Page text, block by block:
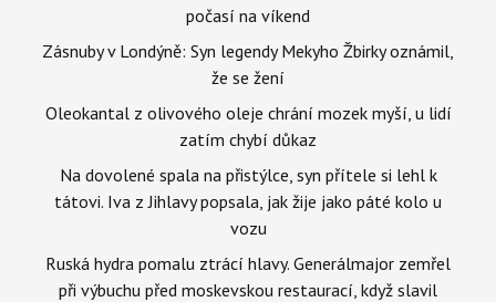
počasí na víkend
Zásnuby v Londýně: Syn legendy Mekyho Žbirky oznámil,
že se žení
Oleokantal z olivového oleje chrání mozek myší, u lidí
zatím chybí důkaz
Na dovolené spala na přistýlce, syn přítele si lehl k
tátovi. Iva z Jihlavy popsala, jak žije jako páté kolo u
vozu
Ruská hydra pomalu ztrácí hlavy. Generálmajor zemřel
při výbuchu před moskevskou restaurací, když slavil